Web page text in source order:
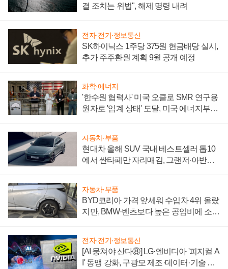
결 조치는 위법", 해제 명령 내려
전자·전기·정보통신
SK하이닉스 1주당 375원 현금배당 실시,
추가 주주환원 계획 9월 공개 예정
화학·에너지
'한수원 협력사' 미국 오클로 SMR 연구용
원자로 '임계 상태' 도달, 미국 에너지부
자동차·부품
현대차 올해 SUV 국내 베스트셀러 톱10
에서 싼타페만 자리매김, 그랜저·아반떼
자동차·부품
BYD코리아 가격 앞세워 수입차 4위 올랐
지만, BMW·벤츠보다 높은 공임비에 소비
전자·전기·정보통신
[AI 뭉쳐야 산다⑧] LG·엔비디아 '피지컬 A
I' 동맹 강화, 구광모 제조·데이터·기술 결